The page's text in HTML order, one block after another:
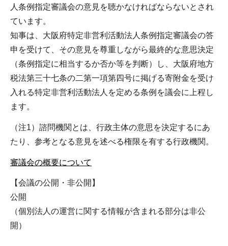
人条例指定審議会の意見を聴かなければならないとされ
ています。
知事は、大阪府特定非営利活動法人条例指定審議会の答
申を受けて、その意見を尊重しながら最終的な意思決定
（条例指定に相当するか否か等を判断）し、大阪府地方
税法第三十七条の二第一項第四号に掲げる寄附金を受け
入れる特定非営利活動法人を定める条例を議会に上程し
ます。
（注1）諮問機関とは、行政主体の意思を決定するにあ
たり、参考となる意見を述べる権限を有する行政機関。
審議会の概要について
【会議の公開・非公開】
公開
（個別法人の運営に関する情報が含まれる部分は非公
開）